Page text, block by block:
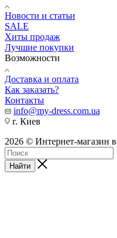
Новости и статьи
SALE
Хиты продаж
Лучшие покупки
Возможности
Доставка и оплата
Как заказать?
Контакты
info@my-dress.com.ua
г. Киев
2026 © Интернет-магазин
Найти